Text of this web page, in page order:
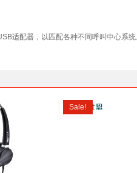
适配器，以匹配各种不同呼叫中心系统
Sale!